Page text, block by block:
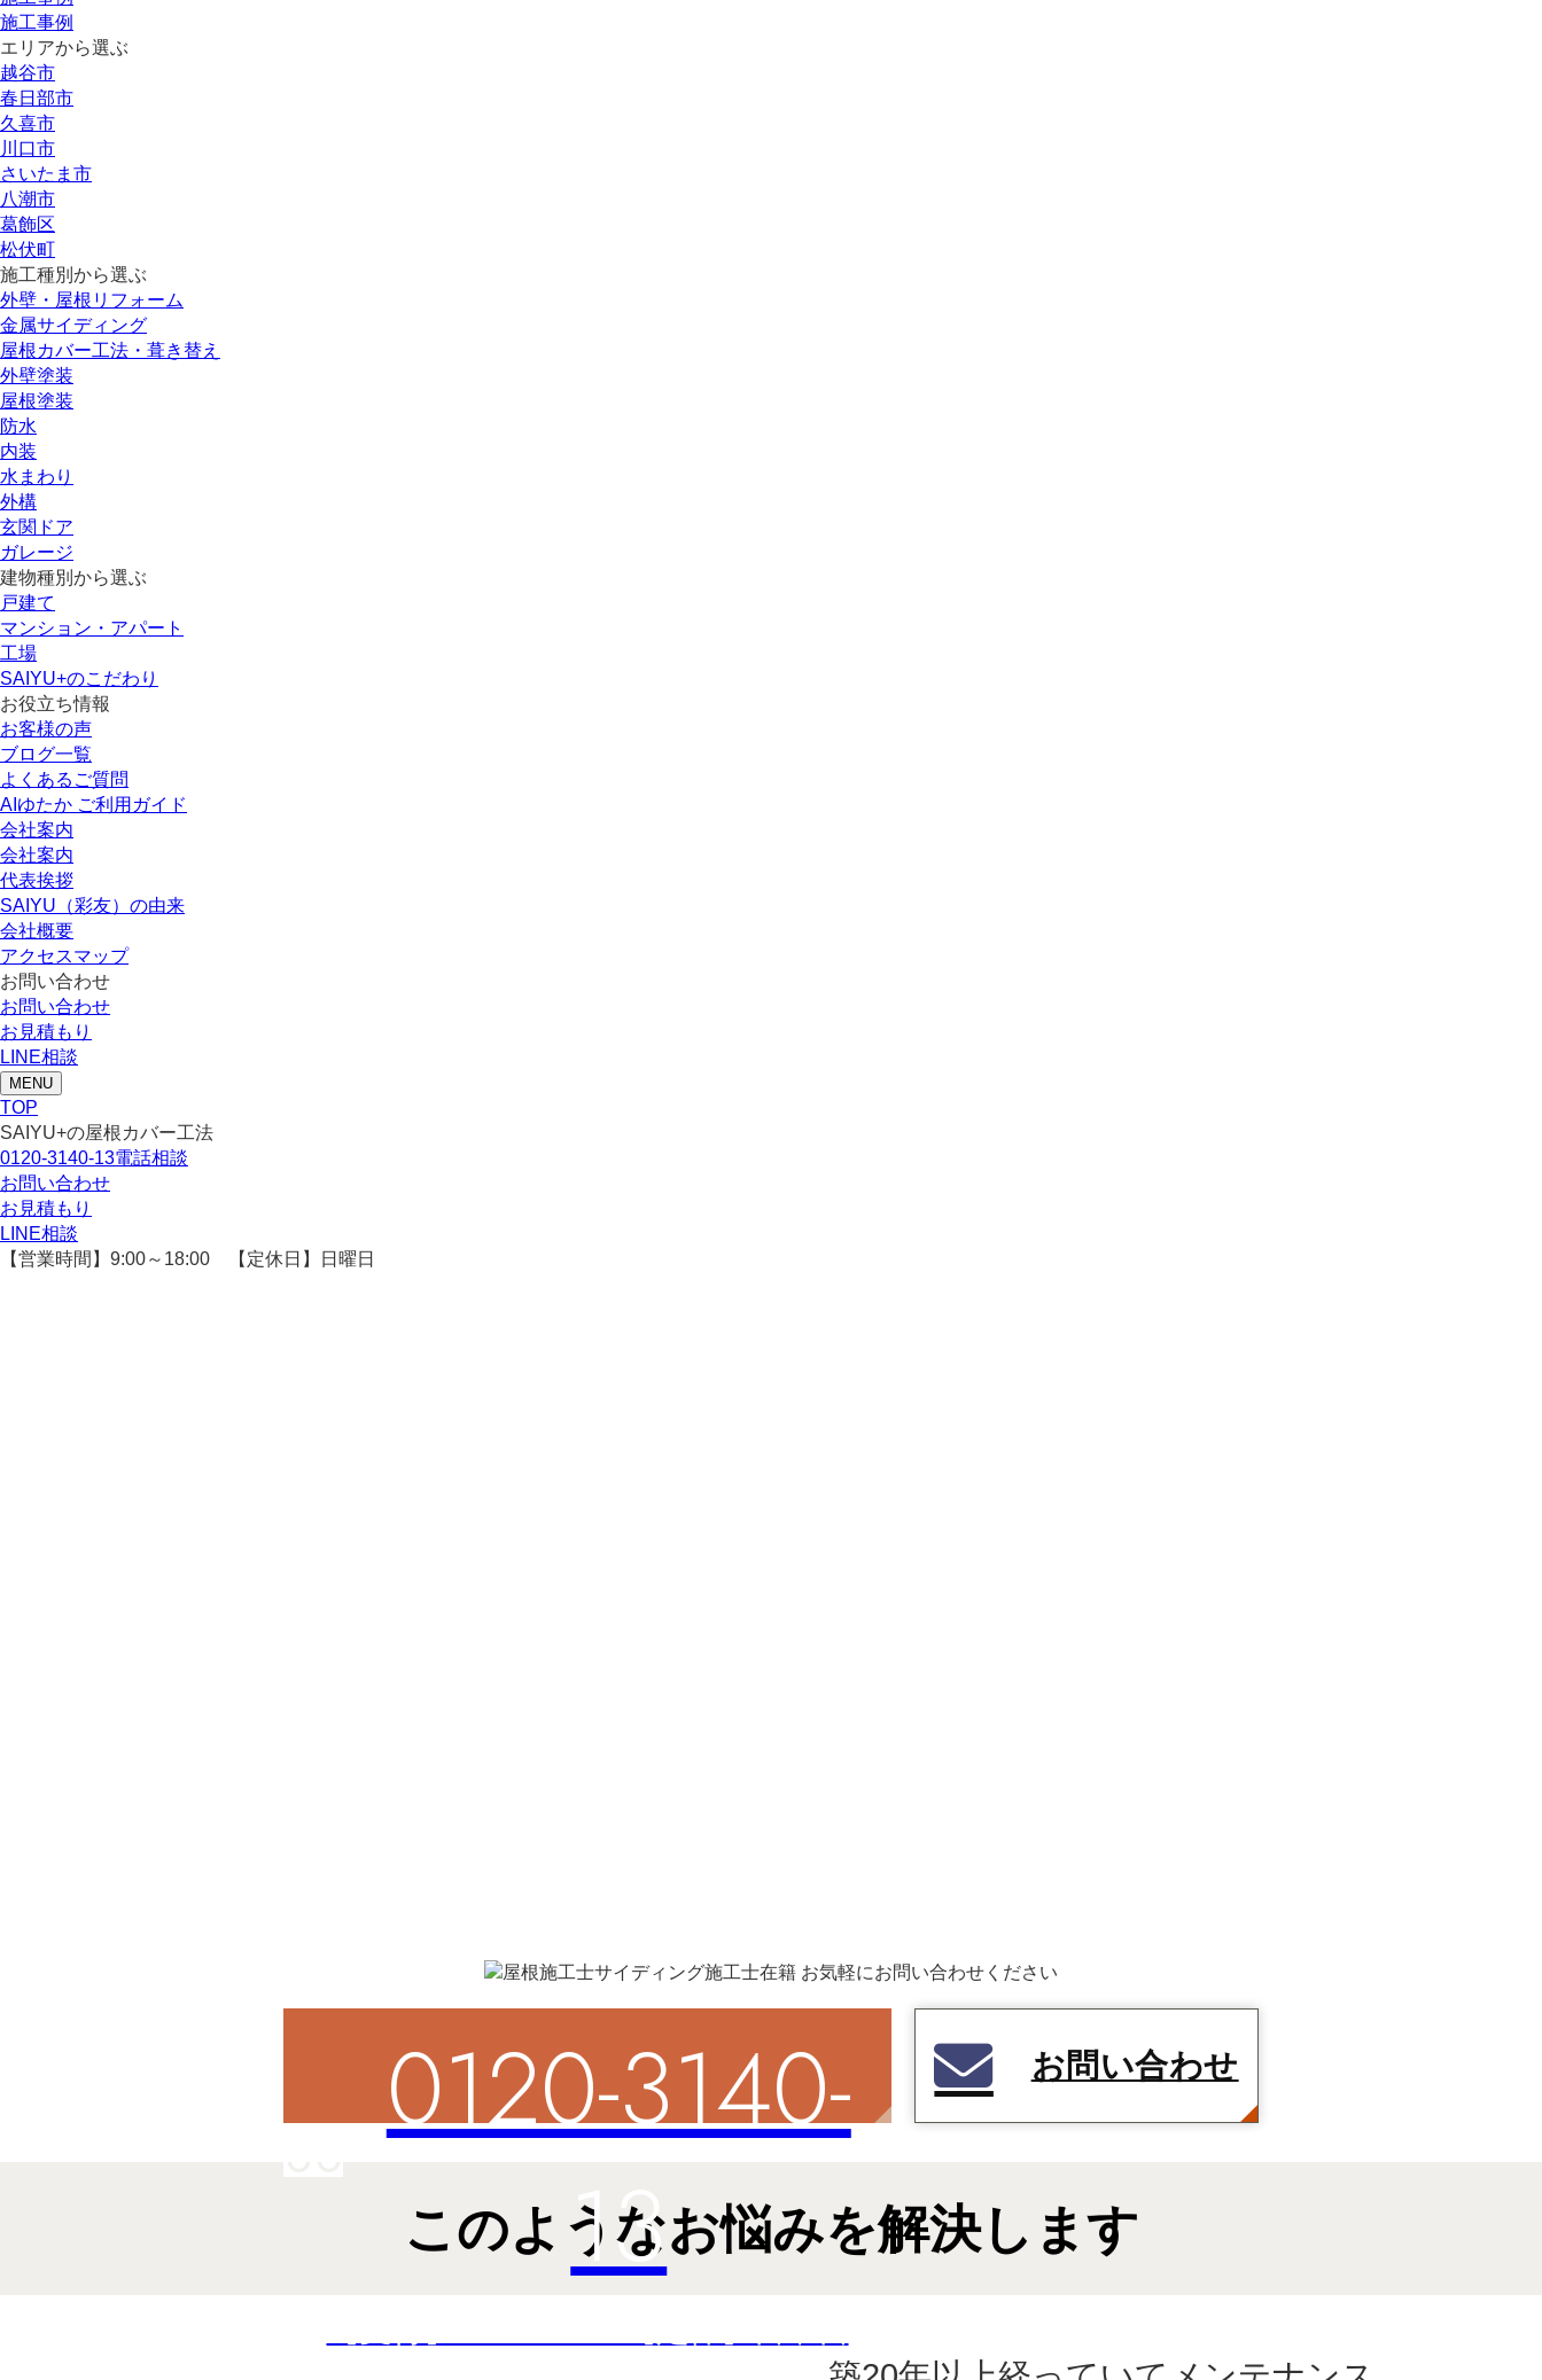
施工事例
エリアから選ぶ
越谷市
春日部市
久喜市
川口市
さいたま市
八潮市
葛飾区
松伏町
施工種別から選ぶ
外壁・屋根リフォーム
金属サイディング
屋根カバー工法・葺き替え
外壁塗装
屋根塗装
防水
内装
水まわり
外構
玄関ドア
ガレージ
建物種別から選ぶ
戸建て
マンション・アパート
工場
SAIYU+のこだわり
お役立ち情報
お客様の声
ブログ一覧
よくあるご質問
AIゆたか ご利用ガイド
会社案内
会社案内
代表挨拶
SAIYU（彩友）の由来
会社概要
アクセスマップ
お問い合わせ
お問い合わせ
お見積もり
LINE相談
MENU
TOP
SAIYU+の屋根カバー工法
0120-3140-13電話相談
お問い合わせ
お見積もり
LINE相談
【営業時間】9:00～18:00 【定休日】日曜日
0120-3140-
13
お問い合わせ
このようなお悩みを解決します